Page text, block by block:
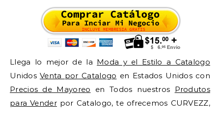
Llega lo mejor de la Moda y el Estilo a Catalogo
UnidosVenta por Catalogo en Estados Unidos con
Precios de Mayoreo en Todos nuestros Produtos
para Venderpor Catalogo, te ofrecemos CURVEZZ,